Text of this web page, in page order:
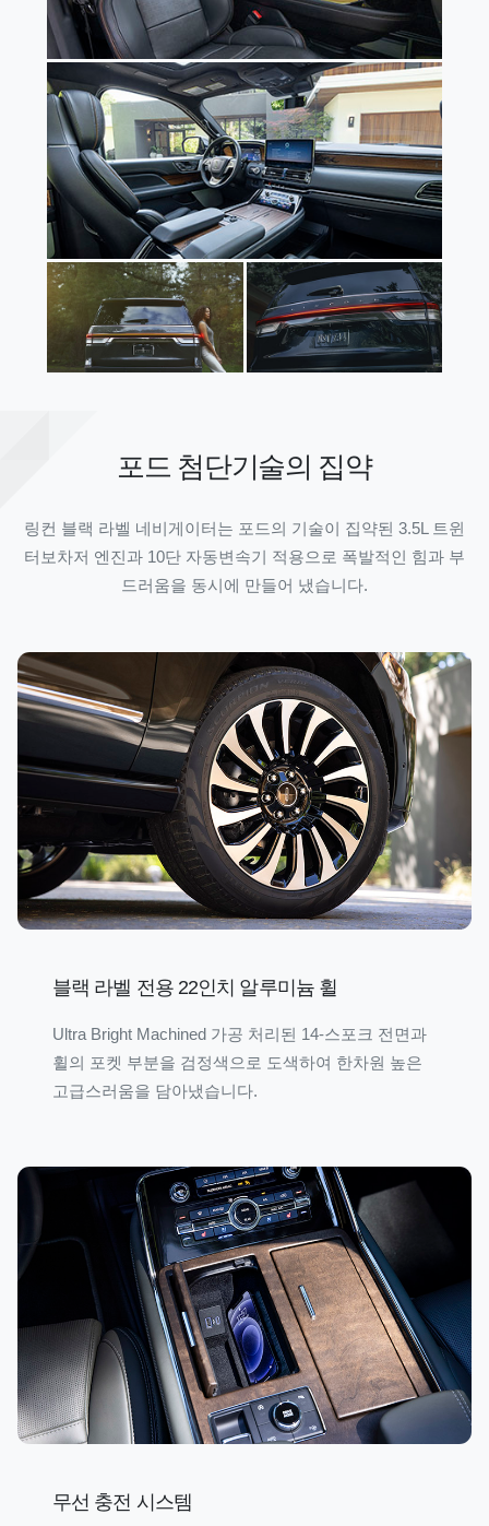
포드 첨단기술의 집약
링컨 블랙 라벨 네비게이터는 포드의 기술이 집약된 3.5L 트윈
터보차저 엔진과 10단 자동변속기 적용으로 폭발적인 힘과 부
드러움을 동시에 만들어 냈습니다.
블랙 라벨 전용 22인치 알루미늄 휠
Ultra Bright Machined 가공 처리된 14-스포크 전면과
휠의 포켓 부분을 검정색으로 도색하여 한차원 높은
고급스러움을 담아냈습니다.
무선 충전 시스템